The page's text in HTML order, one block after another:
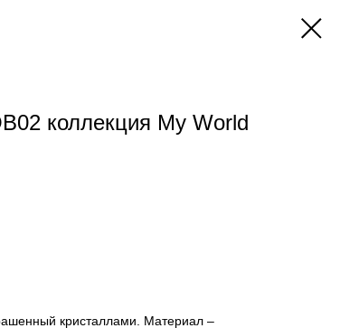
коллекция My World
кристаллами. Материал –